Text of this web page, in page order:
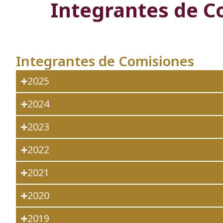
Integrantes de
Integrantes de Comisiones
2025
2024
2023
2022
2021
2020
2019